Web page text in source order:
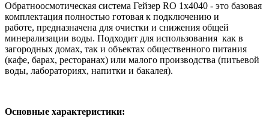
Обратноосмотическая система Гейзер RO 1x4040 - это базовая
комплектация полностью готовая к подключению и
работе, предназначена для очистки и снижения общей
минерализации воды. Подходит для использования как в
загородных домах, так и объектах общественного питания
(кафе, барах, ресторанах) или малого производства (питьевой
воды, лабораториях, напитки и бакалея).
Основные характеристики: